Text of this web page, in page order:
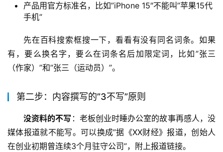
产品用官方标准名，比如”iPhone 15″不能叫”苹果15代
手机”
先在百科搜索框搜一下，看看有没有同名词条。如果
有，要么换名字，要么在词条名后加限定词，比如”张三
（作家）”和”张三（运动员）”。
第二步：内容撰写的”3不写”原则
没资料的不写 ：老板创业时睡办公室的故事再感人，没
媒体报道就不能写。可以换成”据《XX财经》报道，创始人
在创业初期曾连续3个月驻守公司”，附上报道链接。